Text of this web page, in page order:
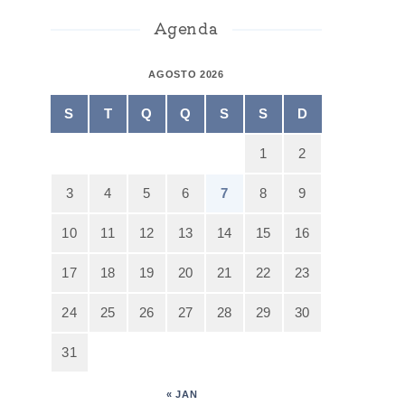
Agenda
AGOSTO 2026
S T Q Q S S D
1 2
3 4 5 6 7 8 9
10 11 12 13 14 15 16
17 18 19 20 21 22 23
24 25 26 27 28 29 30
31
« JAN